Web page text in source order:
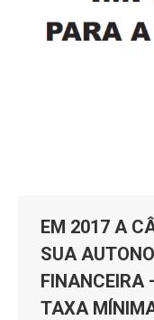
EM 2017 A
SUA
FINANCEIRA
TAXA